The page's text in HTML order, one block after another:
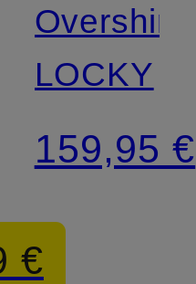
€
Overshirt
LOCKY
159,95 €